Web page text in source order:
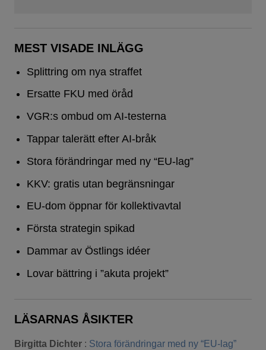
MEST VISADE INLÄGG
Splittring om nya straffet
Ersatte FKU med öråd
VGR:s ombud om AI-testerna
Tappar talerätt efter AI-bråk
Stora förändringar med ny “EU-lag”
KKV: gratis utan begränsningar
EU-dom öppnar för kollektivavtal
Första strategin spikad
Dammar av Östlings idéer
Lovar bättring i ”akuta projekt”
LÄSARNAS ÅSIKTER
Birgitta Dichter : Stora förändringar med ny “EU-lag”